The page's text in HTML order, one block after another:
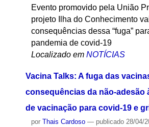
Evento promovido pela União
projeto Ilha do Conhecimento
consequências dessa “fuga”
pandemia de covid-19
Localizado em NOTÍCIAS
Vacina Talks: A fuga das
consequências da não-adesão
de vacinação para covid-19 e
por Thais Cardoso — publicado28/04/